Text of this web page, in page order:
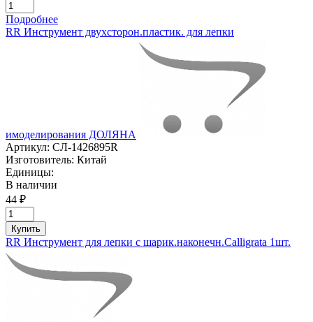
Подробнее
RR Инструмент двухсторон.пластик. для лепки
имоделирования ДОЛЯНА
Артикул: СЛ-1426895R
Изготовитель: Китай
Единицы:
В наличии
44 ₽
Купить
RR Инструмент для лепки с шарик.наконечн.Calligrata 1шт.